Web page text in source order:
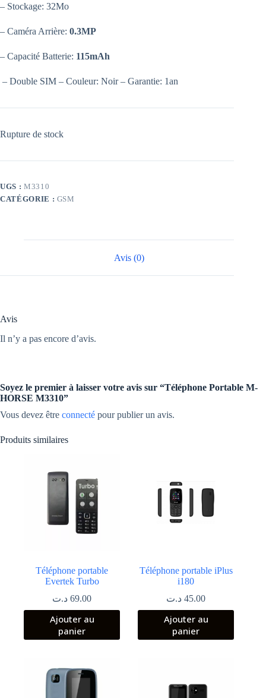
– Stockage: 32Mo
– Caméra Arrière: 0.3MP
– Capacité Batterie: 115mAh
– Double SIM – Couleur: Noir – Garantie: 1an
Rupture de stock
UGS : M3310
CATÉGORIE : GSM
Avis (0)
Avis
Il n’y a pas encore d’avis.
Soyez le premier à laisser votre avis sur “Téléphone Portable M-
HORSE M3310”
Vous devez être connecté pour publier un avis.
Produits similaires
Téléphone portable
Evertek Turbo
69.00 د.ت
Ajouter au
panier
Téléphone portable iPlus
i180
45.00 د.ت
Ajouter au
panier